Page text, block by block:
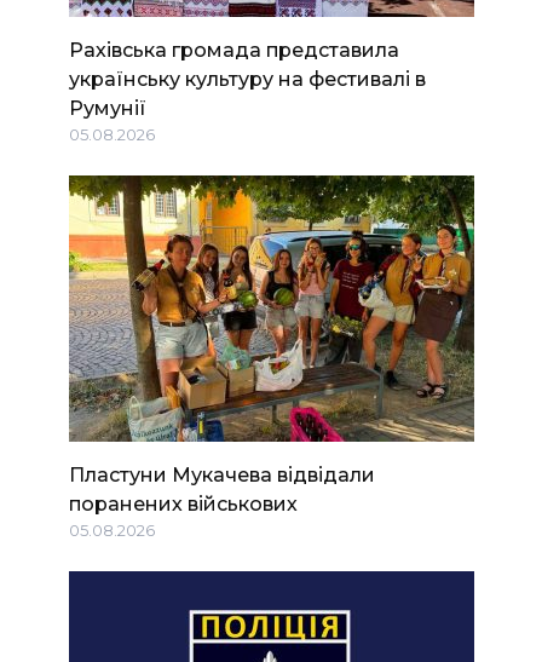
Рахівська громада представила
українську культуру на фестивалі в
Румунії
05.08.2026
Пластуни Мукачева відвідали
поранених військових
05.08.2026